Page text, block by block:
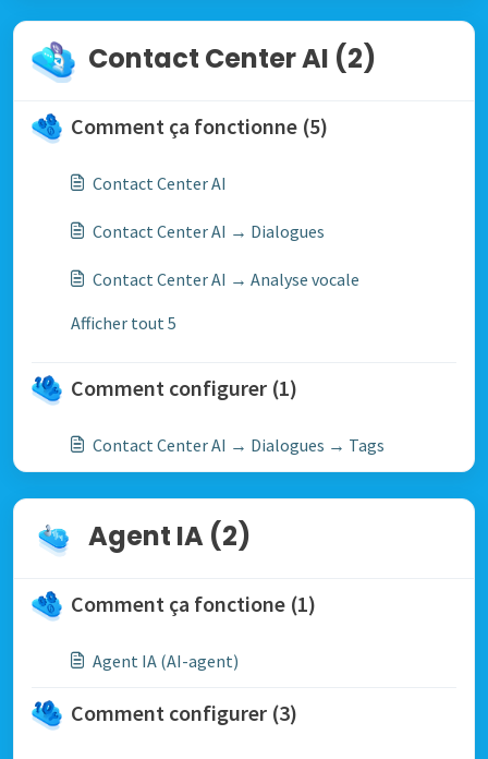
Contact Center AI (2)
Comment ça fonctionne (5)
Contact Center AI
Contact Center AI → Dialogues
Contact Center AI → Analyse vocale
Afficher tout 5
Comment configurer (1)
Contact Center AI → Dialogues → Tags
Agent IA (2)
Comment ça fonctione (1)
Agent IA (AI-agent)
Comment configurer (3)